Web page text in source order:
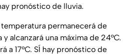
pronóstico de lluvia.
temperatura permanecerá de
y alcanzará una máxima de 24°C.
a 17°C. SÍ hay pronóstico de